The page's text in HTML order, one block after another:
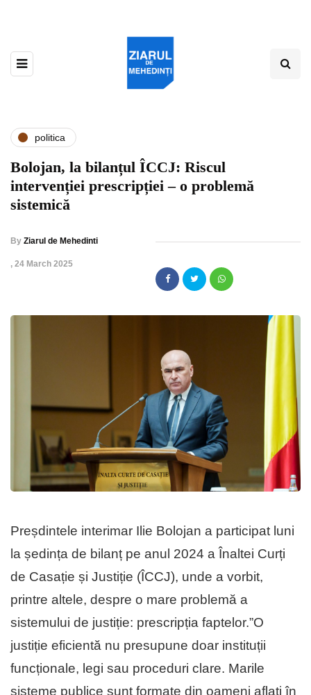
politica
Bolojan, la bilanțul ÎCCJ: Riscul
intervenției prescripției – o problemă
sistemică
By Ziarul de Mehedinti
, 24 March 2025
Preșdintele interimar Ilie Bolojan a participat luni
la ședința de bilanț pe anul 2024 a Înaltei Curți
de Casație și Justiție (ÎCCJ), unde a vorbit,
printre altele, despre o mare problemă a
sistemului de justiție: prescripția faptelor.”O
justiție eficientă nu presupune doar instituții
funcționale, legi sau proceduri clare. Marile
sisteme publice sunt formate din oameni aflați în